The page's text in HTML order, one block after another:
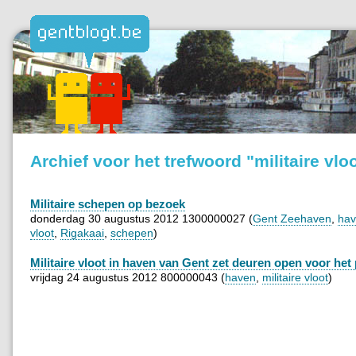
Archief voor het trefwoord "militaire
Militaire schepen op bezoek
donderdag 30 augustus 2012 1300000027 (Gent Zeehaven
vloot Rigakaai schepen)
Militaire vloot in haven van Gent zet deuren open voor het
vrijdag 24 augustus 2012 800000043 (haven militaire vloot)